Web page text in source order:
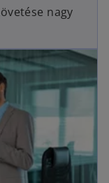
nagy